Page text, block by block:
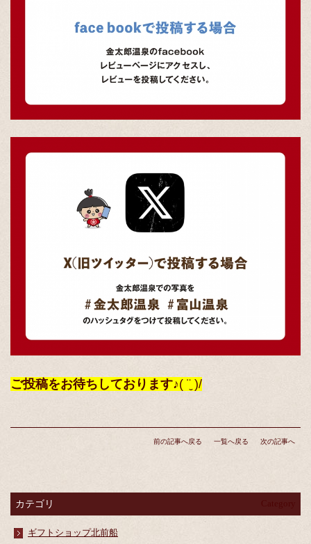
ご投稿をお待ちしております♪( ¨̮ )/
前の記事へ戻る 一覧へ戻る 次の記事へ
カテゴリ
ギフトショップ北前船